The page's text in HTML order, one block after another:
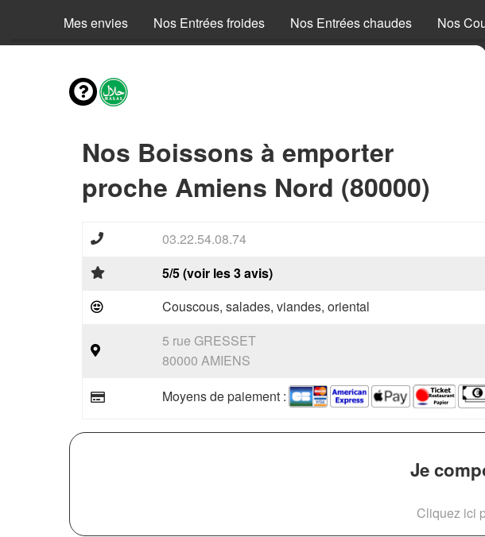
Mes envies Nos Entrées froides Nos Entrées chaudes Nos
Nos Boissons à emporter
proche Amiens Nord (80000)
03.22.54.08.74
5/5 (voir les 3 avis)
Couscous, salades, viandes, oriental
5 rue GRESSET
80000 AMIENS
Moyens de paiement :
Je
Cliquez ici